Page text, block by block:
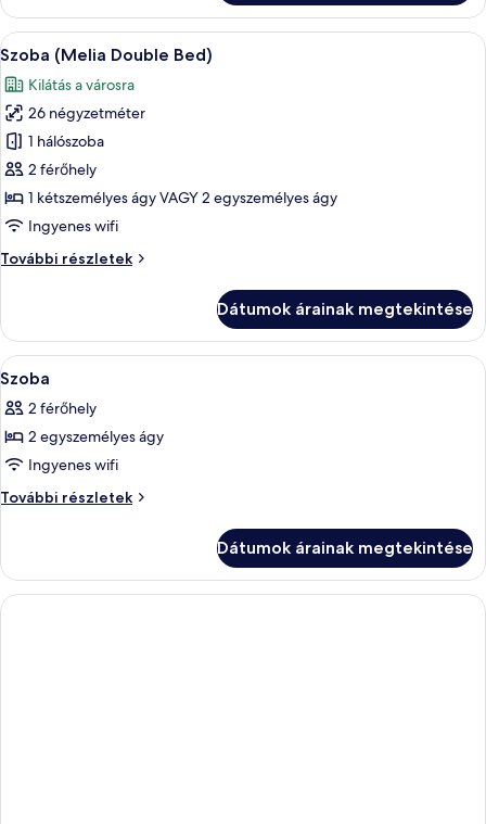
Bed)
Double
Bed)
további
részletei
A
következő
szoba
összes
képének
megtekintése:
Szoba
(Melia
Double
Bed)
Egy modern szállodai szoba,
3
Szoba (Melia Double Bed)
Kilátás a városra
26 négyzetméter
1 hálószoba
2 férőhely
1 kétszemélyes ágy VAGY 2 egyszemélyes ágy
Ingyenes wifi
További részletek
Szoba
további
részletei
Dátumok árainak megtekintése
A
következő
szoba
összes
képének
megtekintése:
Egy kétágyas szoba, íróasztallal és
7
Szoba
2 férőhely
2 egyszemélyes ágy
Ingyenes wifi
További részletek
Szoba
Dátumok árainak megtekintése